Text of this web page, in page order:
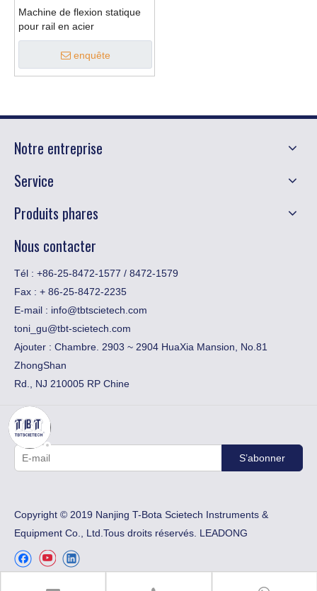
Machine de flexion statique
pour rail en acier
enquête
Notre entreprise
Service
Produits phares
Nous contacter
Tél : +86-25-8472-1577 / 8472-1579
Fax : ​+ 86-25-8472-2235
E-mail : info@tbtscietech.com
toni_gu@tbt-scietech.com
Ajouter : Chambre. 2903 ~ 2904 HuaXia Mansion, No.81
ZhongShan
Rd., NJ 210005 RP Chine
S’abonner
Copyright © 2019 Nanjing T-Bota Scietech Instruments &
Equipment Co., Ltd.Tous droits réservés. LEADONG